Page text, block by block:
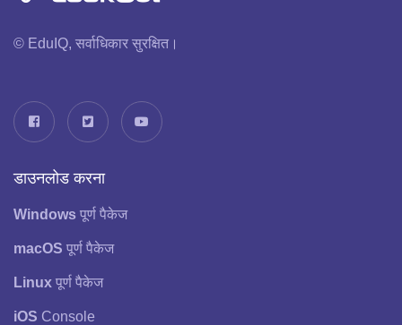
© EduIQ, सर्वाधिकार सुरक्षित।
डाउनलोड करना
Windows पूर्ण पैकेज
macOS पूर्ण पैकेज
Linux पूर्ण पैकेज
iOS Console